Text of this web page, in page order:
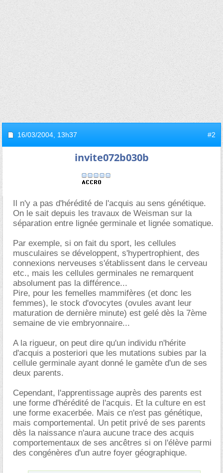
16/03/2004, 13h37 #2
invite072b030b
Il n'y a pas d'hérédité de l'acquis au sens génétique.
On le sait depuis les travaux de Weisman sur la
séparation entre lignée germinale et lignée somatique.
Par exemple, si on fait du sport, les cellules
musculaires se développent, s'hypertrophient, des
connexions nerveuses s'établissent dans le cerveau
etc., mais les cellules germinales ne remarquent
absolument pas la différence...
Pire, pour les femelles mammifères (et donc les
femmes), le stock d'ovocytes (ovules avant leur
maturation de dernière minute) est gelé dès la 7ème
semaine de vie embryonnaire...
A la rigueur, on peut dire qu'un individu n'hérite
d'acquis a posteriori que les mutations subies par la
cellule germinale ayant donné le gamète d'un de ses
deux parents.
Cependant, l'apprentissage auprès des parents est
une forme d'hérédité de l'acquis. Et la culture en est
une forme exacerbée. Mais ce n'est pas génétique,
mais comportemental. Un petit privé de ses parents
dès la naissance n'aura aucune trace des acquis
comportementaux de ses ancêtres si on l'élève parmi
des congénères d'un autre foyer géographique.